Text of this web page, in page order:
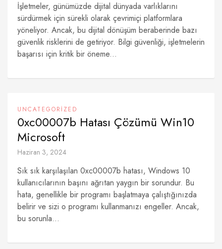
İşletmeler, günümüzde dijital dünyada varlıklarını
sürdürmek için sürekli olarak çevrimiçi platformlara
yöneliyor. Ancak, bu dijital dönüşüm beraberinde bazı
güvenlik risklerini de getiriyor. Bilgi güvenliği, işletmelerin
başarısı için kritik bir öneme...
UNCATEGORIZED
0xc00007b Hatası Çözümü Win10
Microsoft
Haziran 3, 2024
Sık sık karşılaşılan 0xc00007b hatası, Windows 10
kullanıcılarının başını ağrıtan yaygın bir sorundur. Bu
hata, genellikle bir programı başlatmaya çalıştığınızda
belirir ve sizi o programı kullanmanızı engeller. Ancak,
bu sorunla...